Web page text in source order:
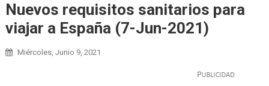
Nuevos requisitos sanitarios para
viajar a España (7-Jun-2021)
Miércoles, Junio 9, 2021